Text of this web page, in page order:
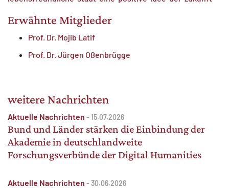
Erwähnte Mitglieder
Prof. Dr. Mojib Latif
Prof. Dr. Jürgen Oßenbrügge
weitere Nachrichten
Aktuelle Nachrichten - 15.07.2026
Bund und Länder stärken die Einbindung der
Akademie in deutschlandweite
Forschungsverbünde der Digital Humanities
Aktuelle Nachrichten - 30.06.2026